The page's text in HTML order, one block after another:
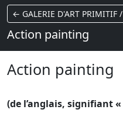
← GALERIE D'ART PRIMITIF
Action painting
Action painting
(de l’anglais, signifiant